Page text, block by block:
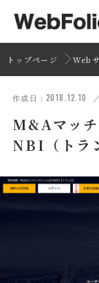
トップページ Web
作成日：2018.12.10
M&Aマッ
NBI（トラ